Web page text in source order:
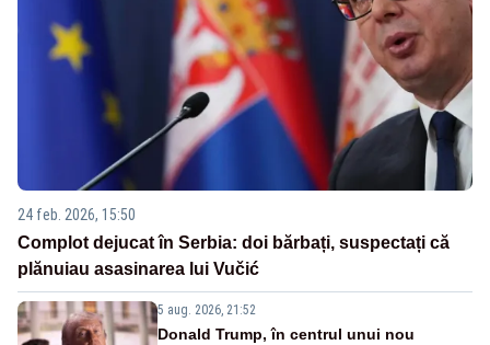
24 feb. 2026, 15:50
Complot dejucat în Serbia: doi bărbați, suspectați că
plănuiau asasinarea lui Vučić
5 aug. 2026, 21:52
Donald Trump, în centrul unui nou